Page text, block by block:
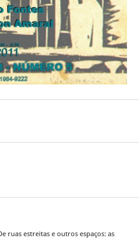
ruas estreitas e outros espaços: as